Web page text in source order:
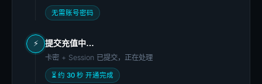
无需账号密码
⚡ 提交充值中…
卡密 + Session 已提交，正在处理
⏳ 约 30 秒 开通完成